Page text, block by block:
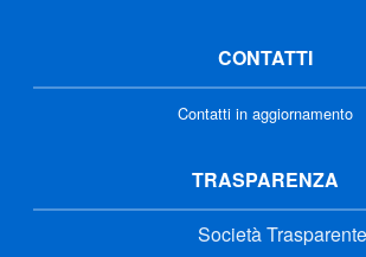
CONTATTI
Contatti in aggiornamento
TRASPARENZA
Società Trasparente